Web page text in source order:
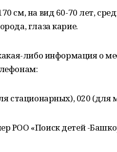
см, на вид 60-70 лет,
глаза карие.
либо информация о
стационарных), 020 (для
РОО «Поиск детей -